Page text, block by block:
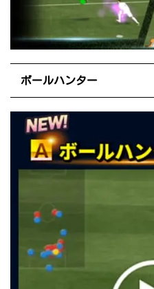
ボールハンター